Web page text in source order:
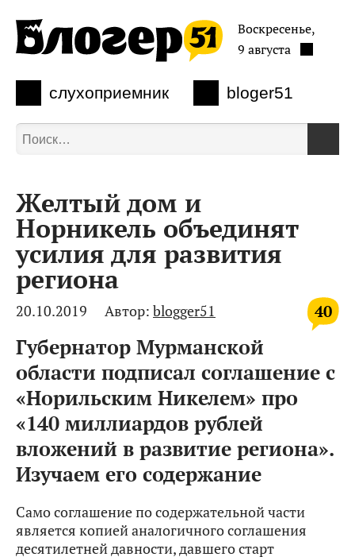
слухоприемник bloger51
Воскресенье,
9 августа
Желтый дом и
Норникель объединят
усилия для развития
региона
40
20.10.2019 Автор: blogger51
Губернатор Мурманской
области подписал соглашение с
«Норильским Никелем» про
«140 миллиардов рублей
вложений в развитие региона».
Изучаем его содержание
Само соглашение по содержательной части
является копией аналогичного соглашения
десятилетней давности, давшего старт